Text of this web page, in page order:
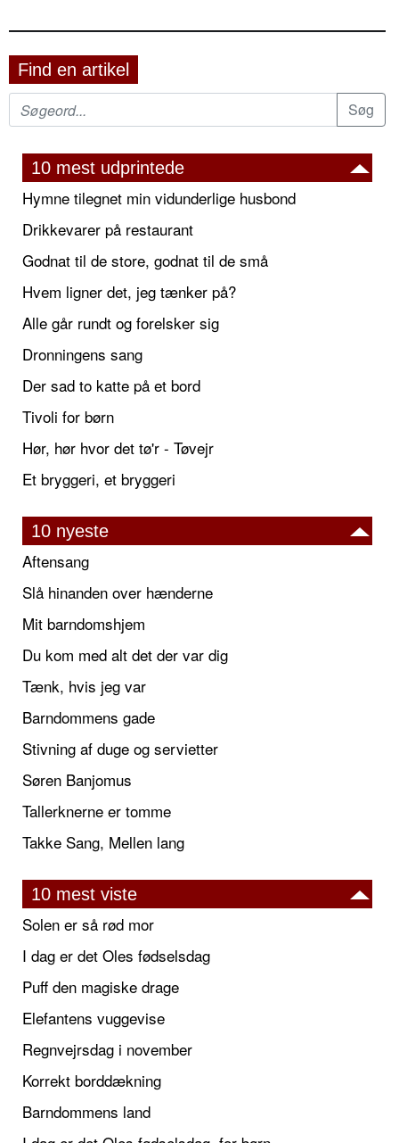
Find en artikel
10 mest udprintede
Hymne tilegnet min vidunderlige husbond
Drikkevarer på restaurant
Godnat til de store, godnat til de små
Hvem ligner det, jeg tænker på?
Alle går rundt og forelsker sig
Dronningens sang
Der sad to katte på et bord
Tivoli for børn
Hør, hør hvor det tø'r - Tøvejr
Et bryggeri, et bryggeri
10 nyeste
Aftensang
Slå hinanden over hænderne
Mit barndomshjem
Du kom med alt det der var dig
Tænk, hvis jeg var
Barndommens gade
Stivning af duge og servietter
Søren Banjomus
Tallerknerne er tomme
Takke Sang, Mellen lang
10 mest viste
Solen er så rød mor
I dag er det Oles fødselsdag
Puff den magiske drage
Elefantens vuggevise
Regnvejrsdag i november
Korrekt borddækning
Barndommens land